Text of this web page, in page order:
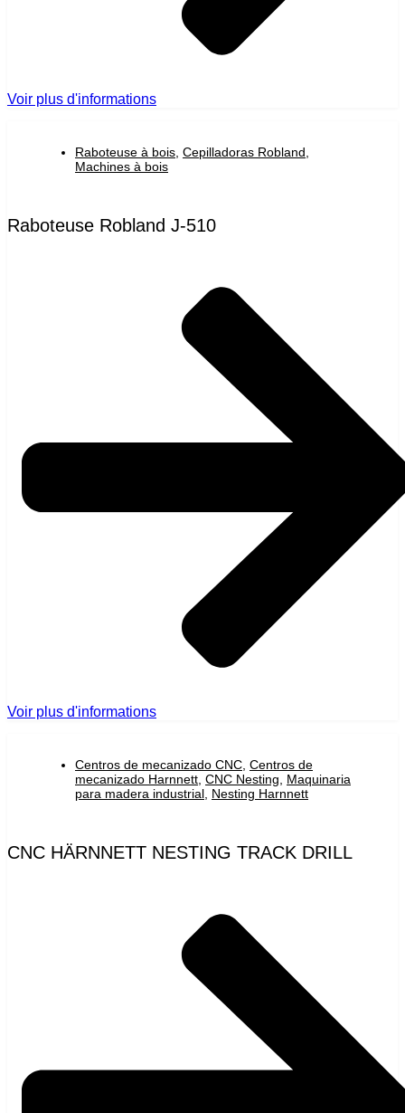
Voir plus d'informations
Raboteuse à bois Cepilladoras Robland
Machines à bois
Raboteuse Robland J-510
Voir plus d'informations
Centros de mecanizado CNC, Centros de
mecanizado Harnnett, CNC Nesting, Maquinaria
para madera industrial, Nesting Harnnett
CNC HÄRNNETT NESTING TRACK DRILL